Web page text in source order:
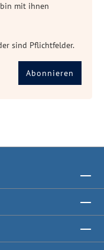
mit ihnen
sind Pflichtfelder.
Abonnieren